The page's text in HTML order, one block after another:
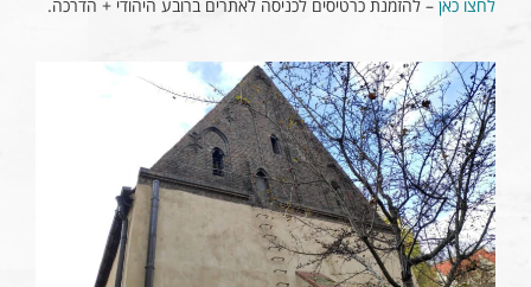
לחצו כאן – להזמנת כרטיסים לכניסה לאתרים ברובע היהודי + הדרכה.